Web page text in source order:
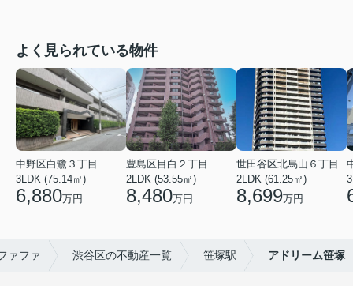
よく見られている物件
中野区白鷺３丁目
3LDK (75.14㎡)
6,880万円
豊島区目白２丁目
2LDK (53.55㎡)
8,480万円
世田谷区北烏山６丁目
2LDK (61.25㎡)
8,699万円
ァファ 渋谷区の不動産一覧 笹塚駅 アドリーム笹塚